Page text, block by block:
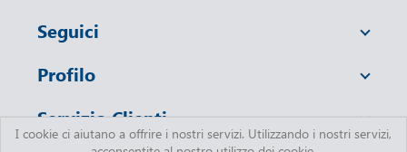
Seguici
Profilo
Servizio Clienti
I cookie ci aiutano a offrire i nostri servizi. Utilizzando i nostri servizi,